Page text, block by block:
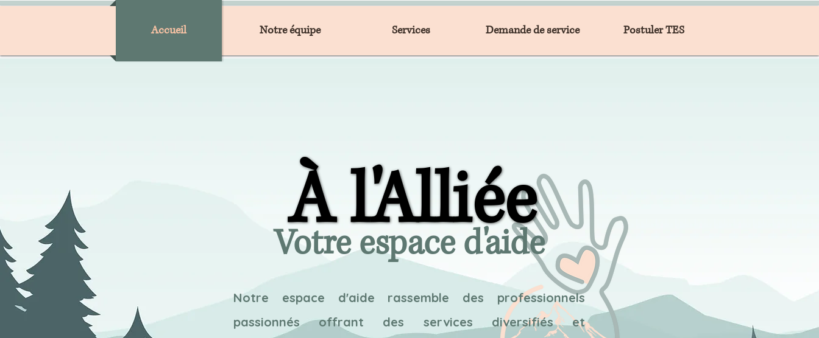
Accueil Notre équipe Services Demande de service Postuler TES
À l'Alliée
À l'Alliée
Votre espace d'aide
Notre espace d'aide rassemble des professionnels
passionnés offrant des services diversifiés et